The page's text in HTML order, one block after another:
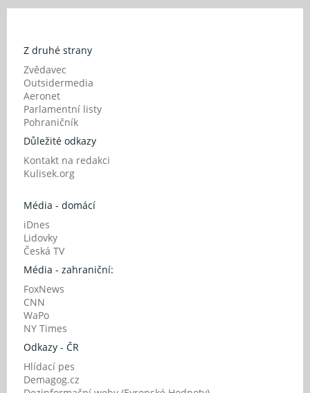
Z druhé strany
Zvědavec
Outsidermedia
Aeronet
Parlamentní listy
Pohraničník
Důležité odkazy
Kontakt na redakci
Kulisek.org
Média - domácí
iDnes
Lidovky
Česká TV
Média - zahraniční:
FoxNews
CNN
WaPo
NY Times
Odkazy - ČR
Hlídací pes
Demagog.cz